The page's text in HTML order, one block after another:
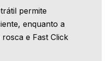
permite
enquanto a
e Fast Click